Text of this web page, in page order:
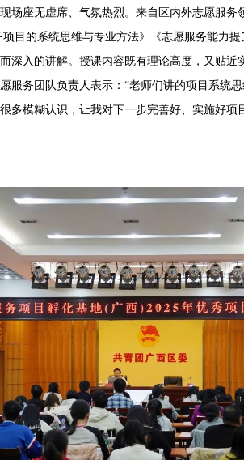
场座无虚席、气氛热烈。来自区内外志愿服务
项目的系统思维与专业方法》《志愿服务能力
深入的讲解。授课内容既有理论高度，又贴近
服务团队负责人表示：“老师们讲的项目系统
多模糊认识，让我对下一步完善好、实施好项